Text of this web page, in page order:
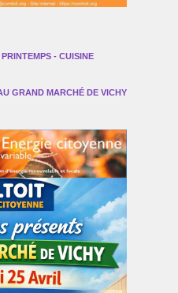
- CUISINE
GRAND MARCHÉ DE VICHY